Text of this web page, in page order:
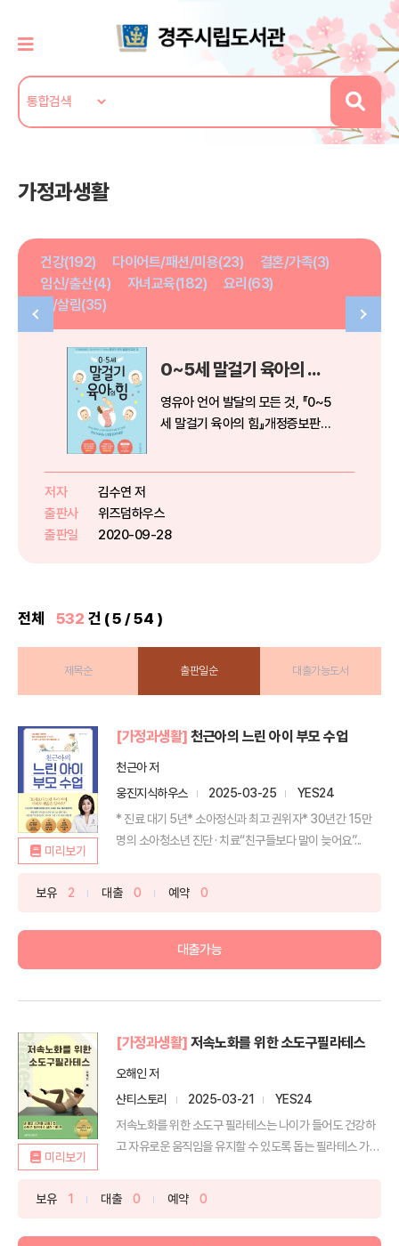
가정과생활
건강(192) 다이어트/패션/미용(23)
결혼/가족(3)
임신/출산(4)
자녀교육(182)
요리(63)
집/살림(35)
0~5세 말걸기 육아의 힘 (개정증보판)
영유아 언어 발달의 모든 것, 『0~5
세 말걸기 육아의 힘』개정증보판
힘』 개정증보판이 출간되었다. 각
발달기별 말걸기 육아법을 ...
저자
김수연 저
출판사
위즈덤하우스
출판일
2020-09-28
전체 532 건 ( 5 / 54 )
제목순 출판일순 대출가능도서
미리보기
[가정과생활] 천근아의 느린 아이 부모 수업
천근아 저
웅진지식하우스
2025-03-25
YES24
* 진료 대기 5년* 소아정신과 최고 권위자* 30년간 15만
명의 소아청소년 진단 · 치료“친구들보다 말이 늦어요”...
보유 2 대출 0 예약 0
대출가능
미리보기
[가정과생활] 저속노화를 위한 소도구필라테스
오해인 저
샨티스토리
2025-03-21
YES24
저속노화를 위한 소도구 필라테스는 나이가 들어도 건강하
고 자유로운 움직임을 유지할 수 있도록 돕는 필라테스 가이
보유 1 대출 0 예약 0